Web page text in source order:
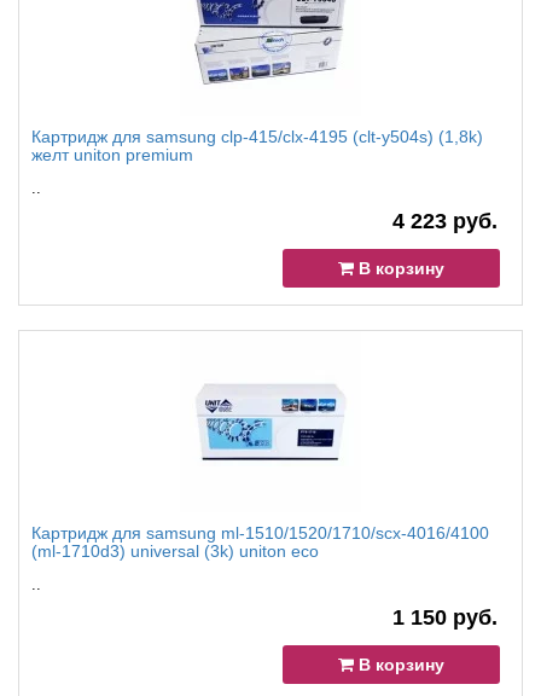
Картридж для samsung clp-415/clx-4195 (clt-y504s) (1,8k)
желт uniton premium
..
4 223 руб.
В корзину
Картридж для samsung ml-1510/1520/1710/scx-4016/4100
(ml-1710d3) universal (3k) uniton eco
..
1 150 руб.
В корзину